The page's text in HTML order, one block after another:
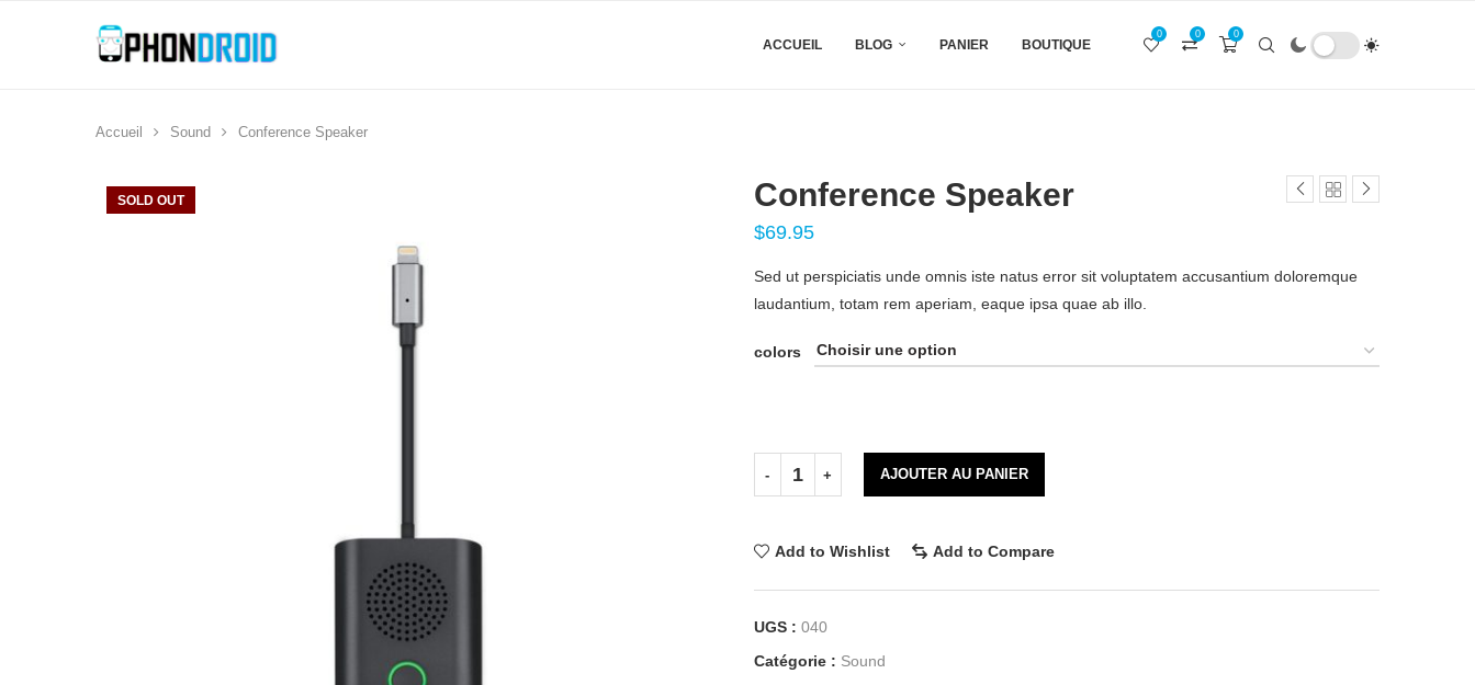
ACCUEIL BLOG PANIER BOUTIQUE
0
0
0
Accueil Sound Conference Speaker
SOLD OUT Conference Speaker
$69.95
Sed ut perspiciatis unde omnis iste natus error sit voluptatem accusantium doloremque
laudantium, totam rem aperiam, eaque ipsa quae ab illo.
colors
AJOUTER AU PANIER
Add to Wishlist Add to Compare
UGS : 040
Catégorie : Sound